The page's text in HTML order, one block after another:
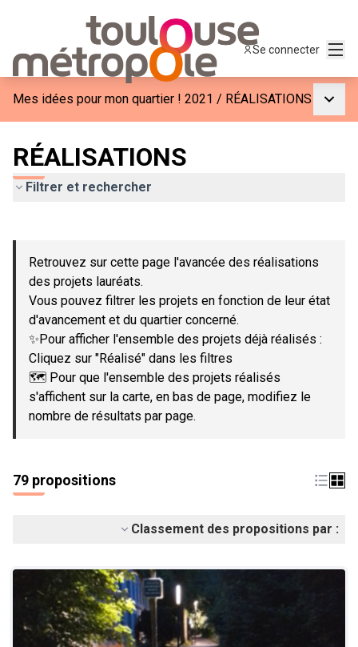
Se connecter
Mes idées pour mon quartier ! 2021 / RÉALISATIONS
RÉALISATIONS
Filtrer et rechercher
−
Retrouvez sur cette page l'avancée des réalisations
des projets lauréats.
Vous pouvez filtrer les projets en fonction de leur état
d'avancement et du quartier concerné.
✨Pour afficher l'ensemble des projets déjà réalisés :
Cliquez sur "Réalisé" dans les filtres
🗺️ Pour que l'ensemble des projets réalisés
s'affichent sur la carte, en bas de page, modifiez le
nombre de résultats par page.
79 propositions
Classement des propositions par :